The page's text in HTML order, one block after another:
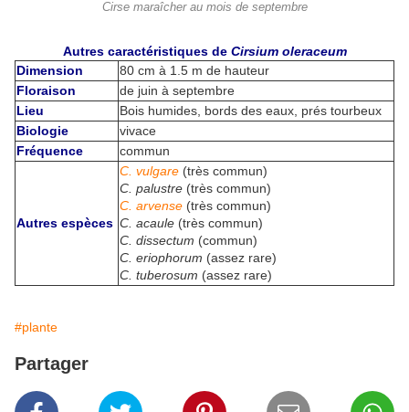
Cirse maraîcher au mois de septembre
Autres caractéristiques de Cirsium oleraceum
Dimension
80 cm à 1.5 m de hauteur
Floraison
de juin à septembre
Lieu
Bois humides, bords des eaux, prés tourbeux
Biologie
vivace
Fréquence
commun
Autres espèces
C. vulgare (très commun)
C. palustre (très commun)
C. arvense (très commun)
C. acaule (très commun)
C. dissectum (commun)
C. eriophorum (assez rare)
C. tuberosum (assez rare)
#plante
Partager